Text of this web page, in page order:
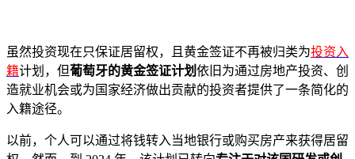
虽然投资现在只保证居留权，且黄金签证不再被归类为投资入
籍计划，但葡萄牙的黄金签证计划依旧为通过房地产投资、创
造就业机会或为国家经济做出贡献的投资者提供了一条简化的
入籍途径。
以前，个人可以通过将钱转入当地银行或购买房产来获得居留